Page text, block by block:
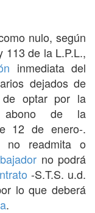
nulo, según
113 de la L.P.L.,
inmediata del
dejados de
de optar por la
de la
12 de enero-.
no readmita o
no podrá
-S.T.S. u.d.
lo que deberá
.